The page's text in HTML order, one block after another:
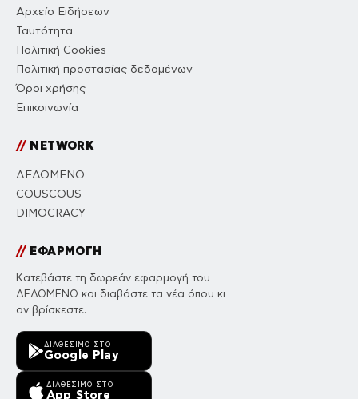
Αρχείο Ειδήσεων
Ταυτότητα
Πολιτική Cookies
Πολιτική προστασίας δεδομένων
Όροι χρήσης
Επικοινωνία
//NETWORK
ΔΕΔΟΜΕΝΟ
COUSCOUS
DIMOCRACY
//ΕΦΑΡΜΟΓΗ
Κατεβάστε τη δωρεάν εφαρμογή του
ΔΕΔΟΜΕΝΟ και διαβάστε τα νέα όπου κι
αν βρίσκεστε.
ΔΙΑΘΈΣΙΜΟ ΣΤΟ
Google Play
ΔΙΑΘΈΣΙΜΟ ΣΤΟ
App Store